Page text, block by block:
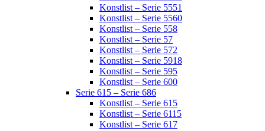
Konstlist – Serie 5551
Konstlist – Serie 5560
Konstlist – Serie 558
Konstlist – Serie 57
Konstlist – Serie 572
Konstlist – Serie 5918
Konstlist – Serie 595
Konstlist – Serie 600
Serie 615 – Serie 686
Konstlist – Serie 615
Konstlist – Serie 6115
Konstlist – Serie 617